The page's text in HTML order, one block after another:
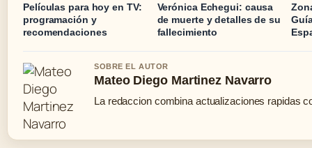
Películas para hoy en TV:
programación y
recomendaciones
Verónica Echegui: causa
de muerte y detalles de su
fallecimiento
SOBRE EL AUTOR
Mateo Diego Martinez Navarro
La redaccion combina actualizaciones rapidas